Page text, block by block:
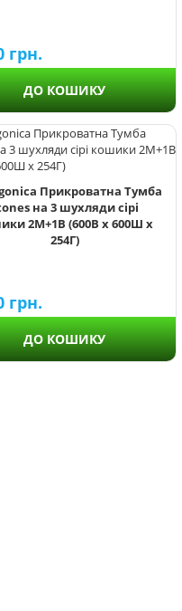
грн.
ДО КОШИКУ
Прикроватна Тумба
на 3 шухляди сірі
2М+1В (600В х 600Ш х
254Г)
грн.
ДО КОШИКУ